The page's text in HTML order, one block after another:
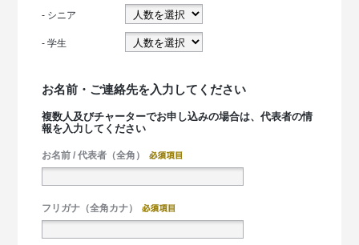
- シニア
- 学生
お名前・ご連絡先を入力してください
複数人及びチャーターでお申し込みの場合は、代表者の情
報を入力してください
お名前 / 代表者（全角）
フリガナ（全角カナ）